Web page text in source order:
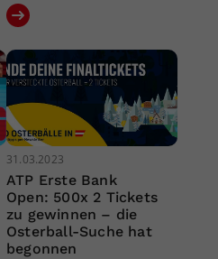
31.03.2023
ATP Erste Bank
Open: 500x 2 Tickets
zu gewinnen – die
Osterball-Suche hat
begonnen